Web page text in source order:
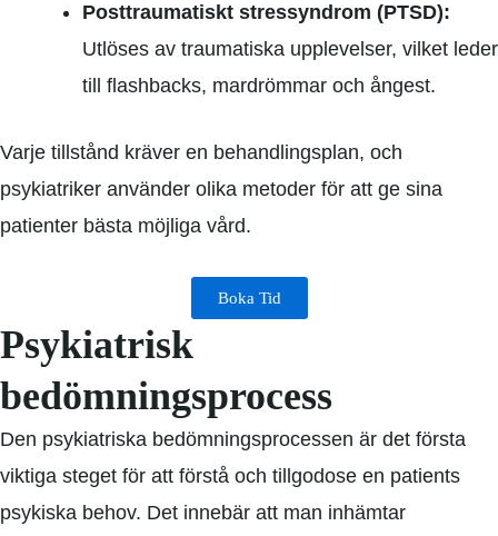
Posttraumatiskt stressyndrom (PTSD):
Utlöses av traumatiska upplevelser, vilket leder
till flashbacks, mardrömmar och ångest.
Varje tillstånd kräver en behandlingsplan, och
psykiatriker använder olika metoder för att ge sina
patienter bästa möjliga vård.
Boka Tid
Psykiatrisk
bedömningsprocess
Den psykiatriska bedömningsprocessen är det första
viktiga steget för att förstå och tillgodose en patients
psykiska behov. Det innebär att man inhämtar